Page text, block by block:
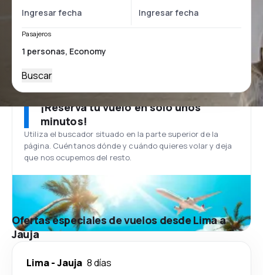
Pasajeros
Buscar
¡Reserva tu vuelo en solo unos
minutos!
Utiliza el buscador situado en la parte superior de la
página. Cuéntanos dónde y cuándo quieres volar y deja
que nos ocupemos del resto.
Ofertas especiales de vuelos desde Lima a
Jauja
Lima-Jauja 8 días